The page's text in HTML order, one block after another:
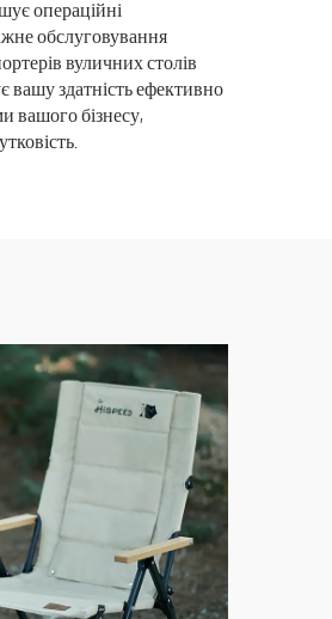
операційні
обслуговування
вуличних столів
вашу здатність ефективно
вашого бізнесу,